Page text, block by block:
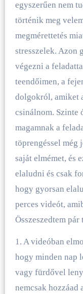
egyszerűen nem
történik meg
megmérettetés
stresszelek. Azon
végezni a
teendőimen, a
dolgokról, amiket
csinálnom. Szinte
magamnak a
töprengéssel még
saját elmémet, és
elaludni és csak
hogy gyorsan
perces videót,
Összeszedtem
1. A videóban
hogy minden nap
vagy fürdővel
nemcsak hozzáad